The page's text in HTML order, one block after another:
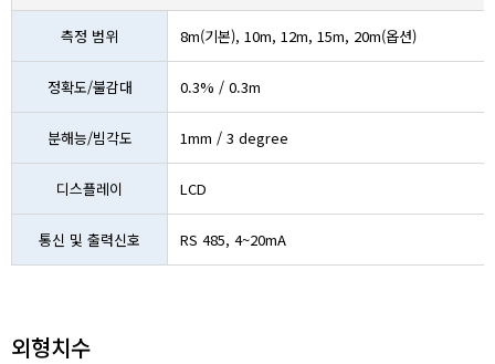
측정 범위 8m(기본), 10m, 12m, 15m, 20m(옵션)
정확도/불감대 0.3% / 0.3m
분해능/빔각도 1mm / 3 degree
디스플레이 LCD
통신 및 출력신호 RS 485, 4~20mA
외형치수